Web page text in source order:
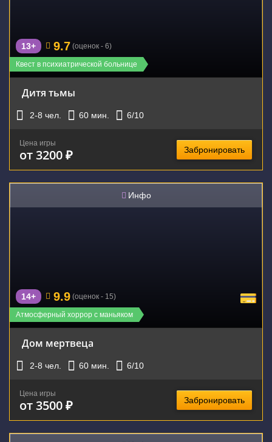
Квест в психиатрической больнице
13+ 9.7 (оценок - 6)
Дитя тьмы
2-8 чел. 60 мин. 6/10
Цена игры
от 3200 ₽ Забронировать
Инфо
Атмосферный хоррор с маньяком
14+ 9.9 (оценок - 15)
Дом мертвеца
2-8 чел. 60 мин. 6/10
Цена игры
от 3500 ₽ Забронировать